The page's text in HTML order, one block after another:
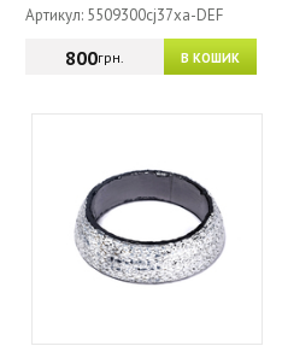
Артикул: 5509300cj37xa-DEF
В КОШИК
800грн.